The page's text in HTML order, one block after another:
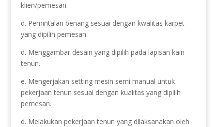
klien/pemesan.
d. Pemintalan benang sesuai dengan kwalitas karpet
yang dipilih pemesan.
d. Menggambar desain yang dipilih pada lapisan kain
tenun.
e. Mengerjakan setting mesin semi manual untuk
pekerjaan tenun sesuai dengan kualitas yang dipilih
pemesan.
d. Melakukan pekerjaan tenun yang dilaksanakan oleh